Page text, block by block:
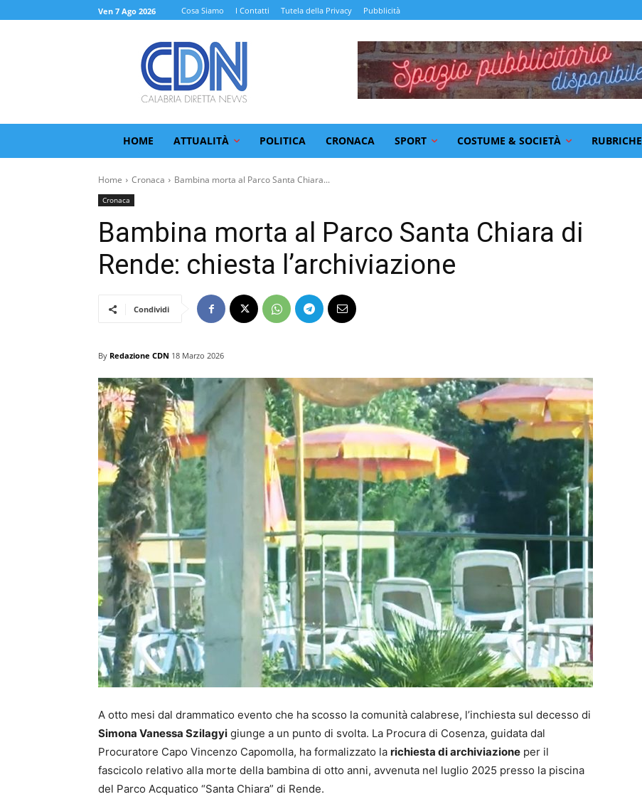
Ven 7 Ago 2026 Cosa Siamo I Contatti Tutela della Privacy Pubblicità
HOME ATTUALITÀ POLITICA CRONACA SPORT COSTUME & SOCIETÀ RUBRICHE
Home Cronaca Bambina morta al Parco Santa Chiara...
Cronaca
Bambina morta al Parco Santa Chiara di
Rende: chiesta l’archiviazione
Condividi
By Redazione CDN 18 Marzo 2026
A otto mesi dal drammatico evento che ha scosso la comunità calabrese, l’inchiesta sul decesso di
Simona Vanessa Szilagyi giunge a un punto di svolta. La Procura di Cosenza, guidata dal
Procuratore Capo Vincenzo Capomolla, ha formalizzato la richiesta di archiviazione per il
fascicolo relativo alla morte della bambina di otto anni, avvenuta nel luglio 2025 presso la piscina
del Parco Acquatico “Santa Chiara” di Rende.